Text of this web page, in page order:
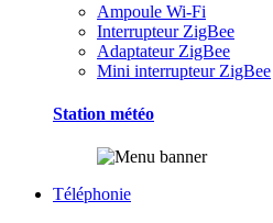
Ampoule Wi-Fi
Interrupteur ZigBee
Adaptateur ZigBee
Mini interrupteur ZigBee
Station météo
Téléphonie